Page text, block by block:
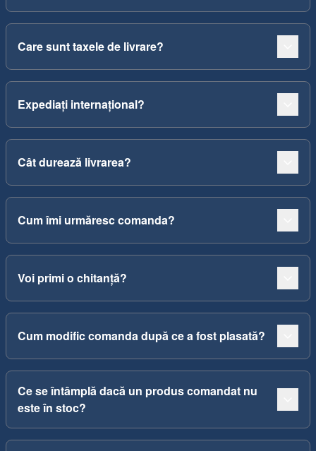
Care sunt taxele de livrare?
Expediați internațional?
Cât durează livrarea?
Cum îmi urmăresc comanda?
Voi primi o chitanță?
Cum modific comanda după ce a fost plasată?
Ce se întâmplă dacă un produs comandat nu
este în stoc?